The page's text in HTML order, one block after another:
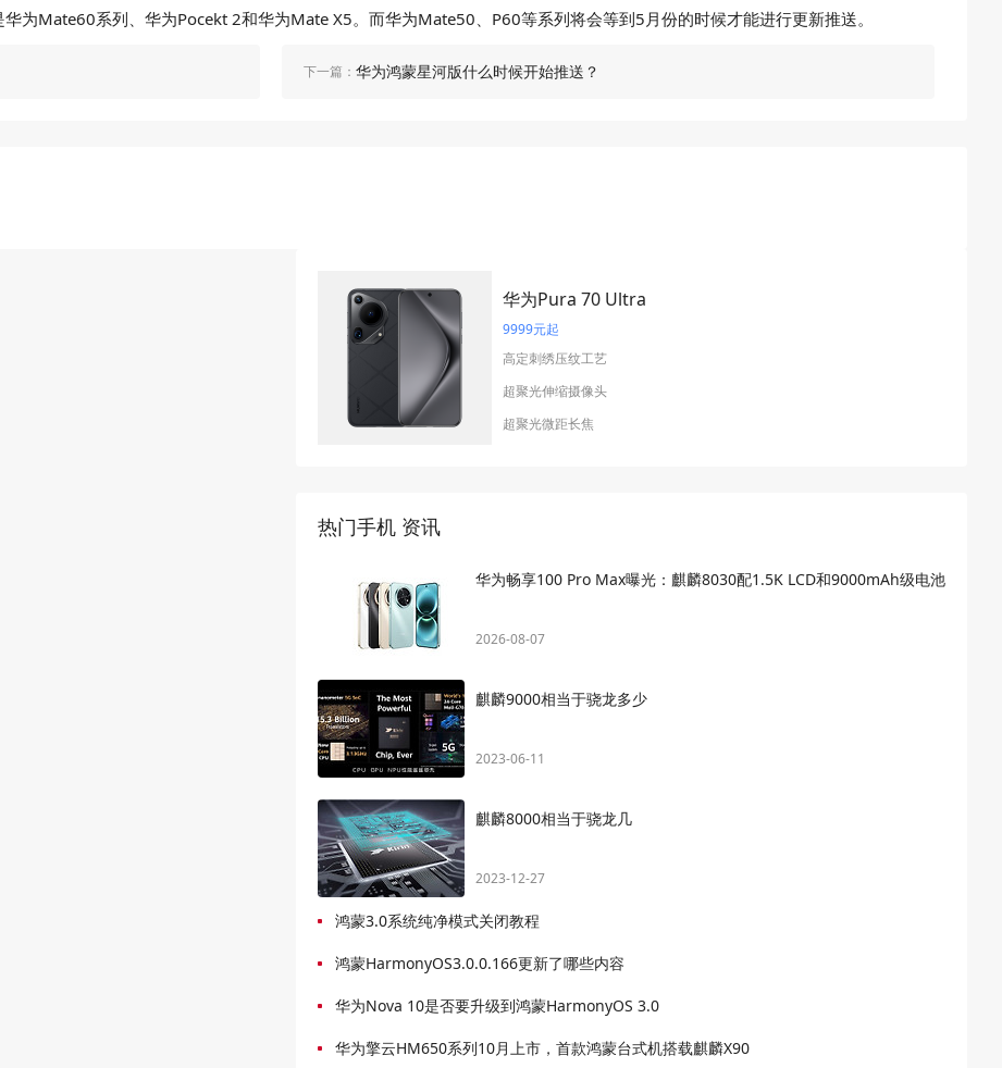
为Mate60系列、华为Pocekt 2和华为Mate X5。而华为Mate50、P60等系列将会等到5月份的时候才能进行更新推送。
下一篇： 华为鸿蒙星河版什么时候开始推送？
华为Pura 70 Ultra
9999元起
高定刺绣压纹工艺
超聚光伸缩摄像头
超聚光微距长⁠焦
热门手机 资讯
华为畅享100 Pro Max曝光：麒麟8030配1.5K LCD和9000mAh级电池
2026-08-07
麒麟9000相当于骁龙多少
2023-06-11
麒麟8000相当于骁龙几
2023-12-27
鸿蒙3.0系统纯净模式关闭教程
鸿蒙HarmonyOS3.0.0.166更新了哪些内容
华为Nova 10是否要升级到鸿蒙HarmonyOS 3.0
华为擎云HM650系列10月上市，首款鸿蒙台式机搭载麒麟X90